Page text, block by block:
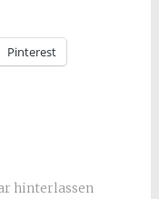
Pinterest
hinterlassen